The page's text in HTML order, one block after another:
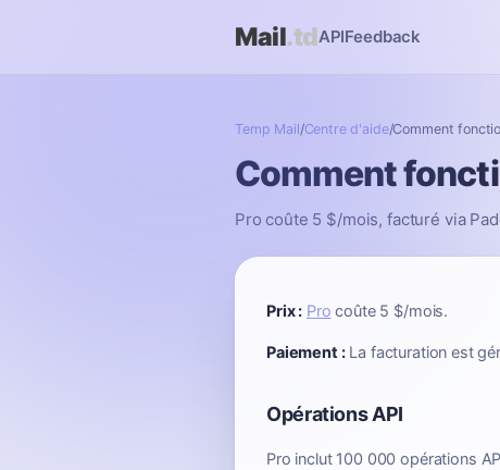
Mail.tdAPIFeedback
Temp Mail/Centre d'aide/Comment
Comment
Pro coûte 5 $/mois, facturé via
Prix : Pro coûte 5 $/mois.
Paiement :La facturation est
Opérations API
Pro inclut 100 000 opérations